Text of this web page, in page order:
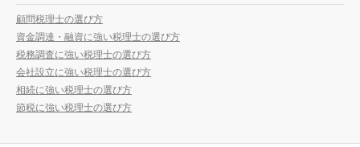
顧問税理士の選び方
資金調達・融資に強い税理士の選び方
税務調査に強い税理士の選び方
会社設立に強い税理士の選び方
相続に強い税理士の選び方
節税に強い税理士の選び方